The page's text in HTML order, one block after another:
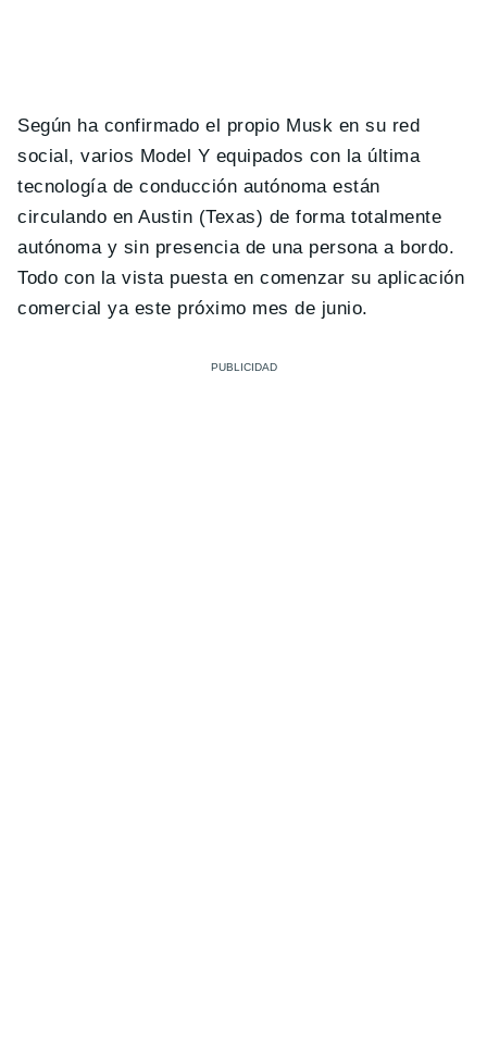
Según ha confirmado el propio Musk en su red
social, varios Model Y equipados con la última
tecnología de conducción autónoma están
circulando en Austin (Texas) de forma totalmente
autónoma y sin presencia de una persona a bordo.
Todo con la vista puesta en comenzar su aplicación
comercial ya este próximo mes de junio.